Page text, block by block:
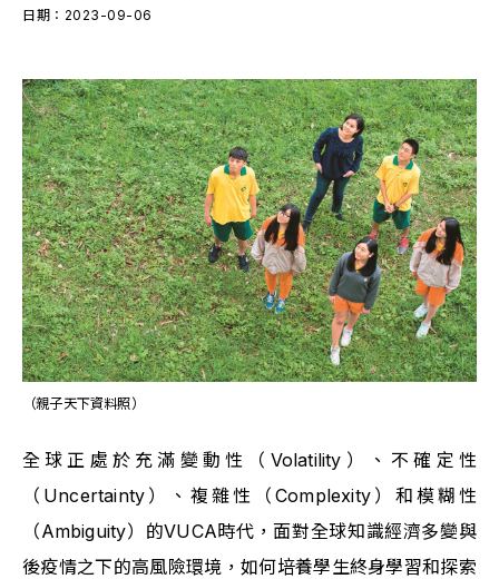
日期： 2023-09-06
（親子天下資料照）
全球正處於充滿變動性（Volatility）、不確定性
（Uncertainty）、複雜性（Complexity）和模糊性
（Ambiguity）的VUCA時代，面對全球知識經濟多變與
後疫情之下的高風險環境，如何培養學生終身學習和探索